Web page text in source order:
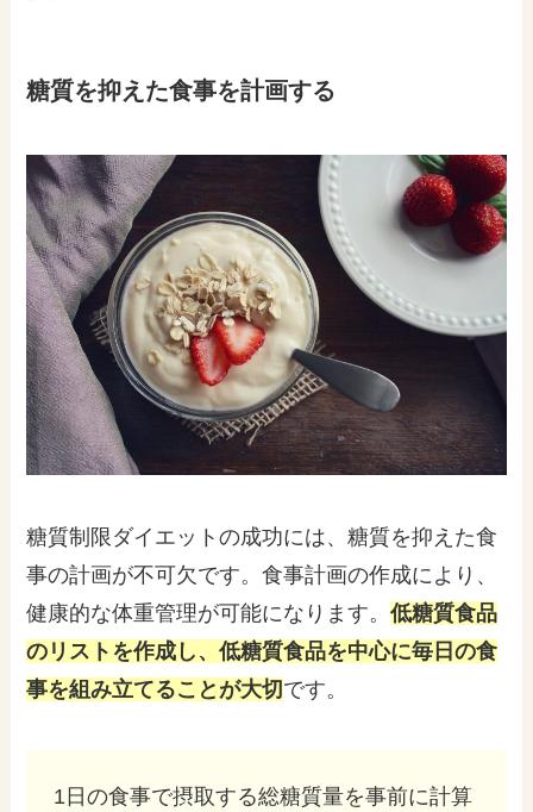
糖質を抑えた食事を計画する
糖質制限ダイエットの成功には、糖質を抑えた食
事の計画が不可欠です。食事計画の作成により、
健康的な体重管理が可能になります。低糖質食品
のリストを作成し、低糖質食品を中心に毎日の食
事を組み立てることが大切です。
1日の食事で摂取する総糖質量を事前に計算